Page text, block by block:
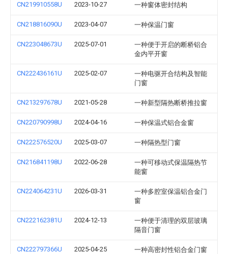
CN219910558U 2023-10-27 一种窗体密封结构
CN218816090U 2023-04-07 一种保温门窗
CN223048673U 2025-07-01
一种便于开启的断桥铝合
金内平开窗
CN222436161U 2025-02-07
一种电驱开合结构及智能
门窗
CN213297678U 2021-05-28 一种新型隔热断桥推拉窗
CN220790998U 2024-04-16 一种保温式铝合金窗
CN222576520U 2025-03-07 一种隔热型门窗
CN216841198U 2022-06-28
一种可移动式保温隔热节
能窗
CN224064231U 2026-03-31
一种多腔室保温铝合金门
窗
CN222162381U 2024-12-13
一种便于清理的双层玻璃
隔音门窗
CN222797366U 2025-04-25
一种高密封性铝合金门窗